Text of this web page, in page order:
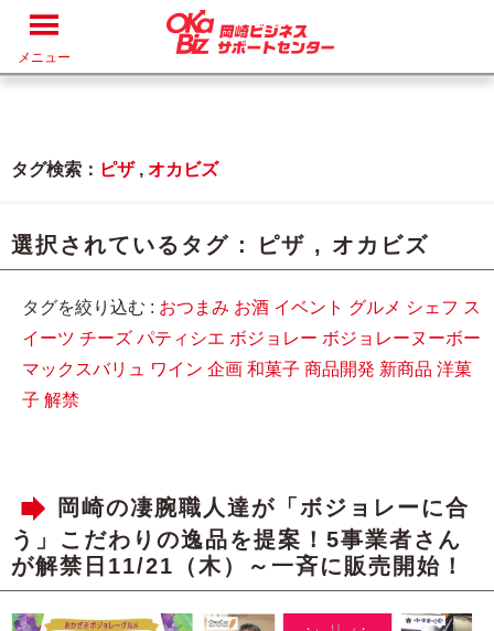
メニュー
タグ検索： ピザ, オカビズ
選択されているタグ : ピザ , オカビズ
タグを絞り込む : おつまみ お酒 イベント グルメ シェフ ス
イーツ チーズ パティシエ ボジョレー ボジョレーヌーボー
マックスバリュ
ワイン 企画 和菓子 商品開発 新商品 洋菓
子 解禁
岡崎の凄腕職人達が「ボジョレーに合
う」こだわりの逸品を提案！5事業者さん
が解禁日11/21（木）～一斉に販売開始！